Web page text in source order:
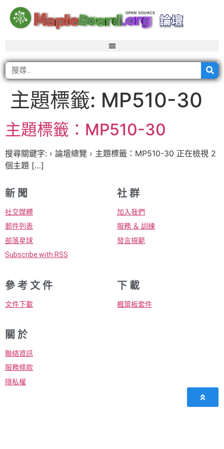
主題標籤: MP510-30
主題標籤：MP510-30
搜尋關鍵字: › 論壇總覽 › 主題標籤：MP510-30 正在檢視 2
個主題 […]
新 聞
社交媒體
郵件列表
部落星球
Subscribe with RSS
社 群
加入我們
服務 ＆ 訓練
發言規範
參 考 文 件
文件下載
下 載
楓葉板套件
關 於
聯絡資訊
服務條款
隱私權